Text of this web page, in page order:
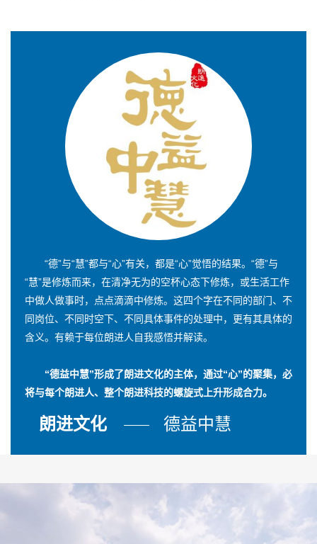
“德”与“慧”都与“心”有关，都是“心”觉悟的结果。“德”与
“慧”是修炼而来，在清净无为的空杯心态下修炼，或生活工作
中做人做事时，点点滴滴中修炼。这四个字在不同的部门、不
同岗位、不同时空下、不同具体事件的处理中，更有其具体的
含义。有赖于每位朗进人自我感悟并解读。
“德益中慧”形成了朗进文化的主体，通过“心”的聚集，必
将与每个朗进人、整个朗进科技的螺旋式上升形成合力。
朗进文化 德益中慧